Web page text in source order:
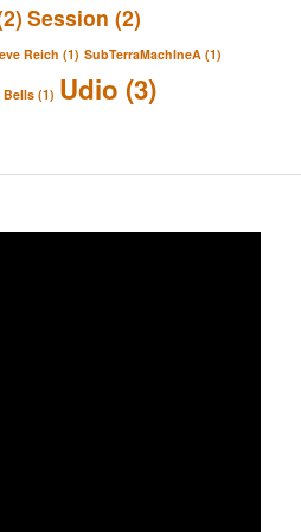
Session (2)
Reich (1) SubTerraMachIneA (1)
Bells (1) Udio (3)